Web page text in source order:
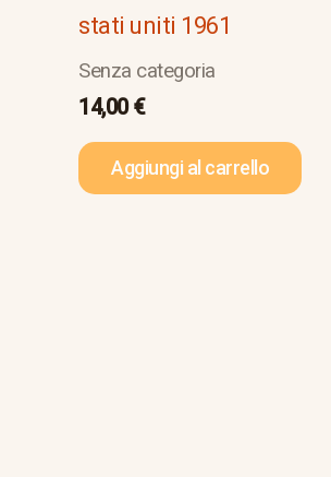
stati uniti 1961
Senza categoria
14,00€
Aggiungi al carrello